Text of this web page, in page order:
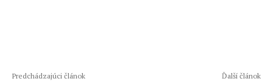
Predchádzajúci článok Ďalší článok